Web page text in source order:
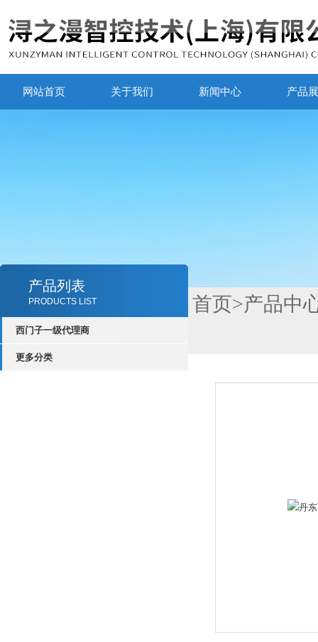
网站首页 关于我们 新闻中心 产品
产品列表
PRODUCTS LIST
西门子一级代理商
更多分类
首页>产品中